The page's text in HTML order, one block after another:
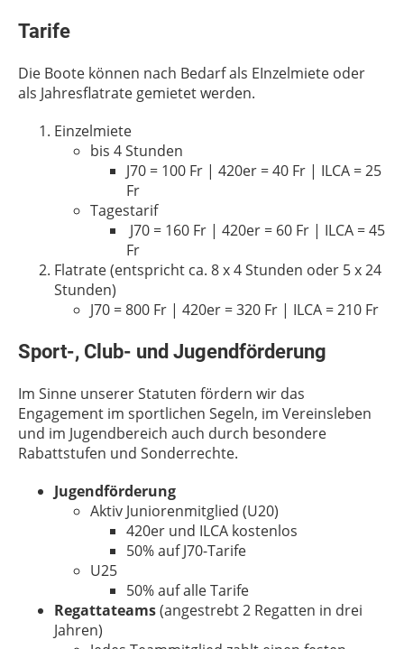
Tarife
Die Boote können nach Bedarf als EInzelmiete oder
als Jahresflatrate gemietet werden.
Einzelmiete
bis 4 Stunden
J70 = 100 Fr | 420er = 40 Fr | ILCA = 25
Fr
Tagestarif
J70 = 160 Fr | 420er = 60 Fr | ILCA = 45
Fr
Flatrate (entspricht ca. 8 x 4 Stunden oder 5 x 24
Stunden)
J70 = 800 Fr | 420er = 320 Fr | ILCA = 210 Fr
Sport-, Club- und Jugendförderung
Im Sinne unserer Statuten fördern wir das
Engagement im sportlichen Segeln, im Vereinsleben
und im Jugendbereich auch durch besondere
Rabattstufen und Sonderrechte.
Jugendförderung
Aktiv Juniorenmitglied (U20)
420er und ILCA kostenlos
50% auf J70-Tarife
U25
50% auf alle Tarife
Regattateams(angestrebt 2 Regatten in drei
Jahren)